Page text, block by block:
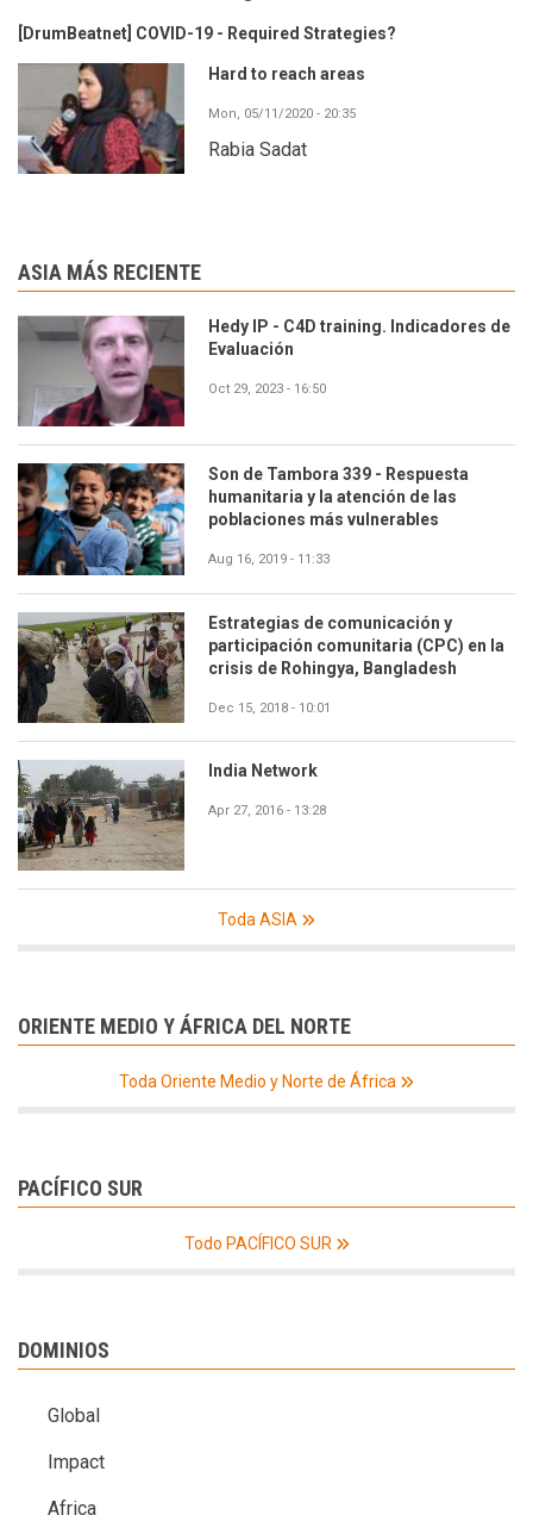
[DrumBeatnet] COVID-19 - Required Strategies?
Hard to reach areas
Mon, 05/11/2020 - 20:35
Rabia Sadat
ASIA MÁS RECIENTE
Hedy IP - C4D training. Indicadores de
Evaluación
Oct 29, 2023 - 16:50
Son de Tambora 339 - Respuesta
humanitaria y la atención de las
poblaciones más vulnerables
Aug 16, 2019 - 11:33
Estrategias de comunicación y
participación comunitaria (CPC) en la
crisis de Rohingya, Bangladesh
Dec 15, 2018 - 10:01
India Network
Apr 27, 2016 - 13:28
Toda ASIA
ORIENTE MEDIO Y ÁFRICA DEL NORTE
Toda Oriente Medio y Norte de África
PACÍFICO SUR
Todo PACÍFICO SUR
DOMINIOS
Global
Impact
Africa